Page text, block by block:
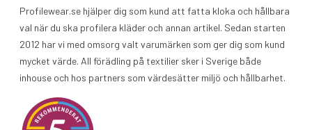
Profilewear.se hjälper dig som kund att fatta kloka och hållbara
val när du ska profilera kläder och annan artikel. Sedan starten
2012 har vi med omsorg valt varumärken som ger dig som kund
mycket värde. All förädling på textilier sker i Sverige både
inhouse och hos partners som värdesätter miljö och hållbarhet.